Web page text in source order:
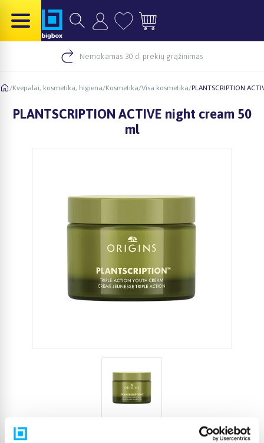
Nemokamas 30 d. prekių grąžinimas
/Kvepalai, kosmetika, higiena/Kosmetika/Visa kosmetika/PLANTSCRIPTION
PLANTSCRIPTION ACTIVE night cream 50
ml
Prekės kodas 5158943